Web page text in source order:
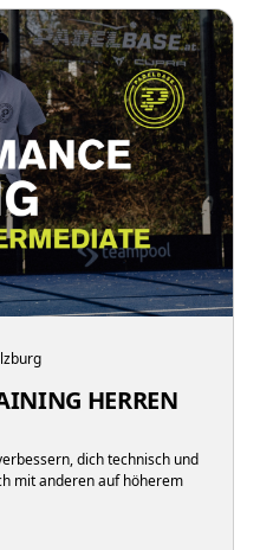
HERREN
dich technisch und
mit anderen auf höherem